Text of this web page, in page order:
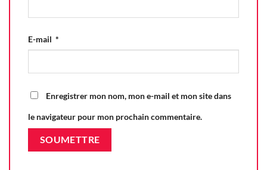
E-mail *
Enregistrer mon nom, mon e-mail et mon site dans
le navigateur pour mon prochain commentaire.